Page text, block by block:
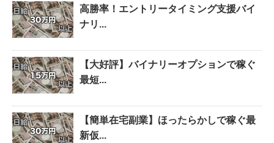
高勝率！エントリータイミング支援バイ
ナリ...
【大好評】バイナリーオプションで稼ぐ
最短...
【簡単在宅副業】ほったらかしで稼ぐ最
新仮...